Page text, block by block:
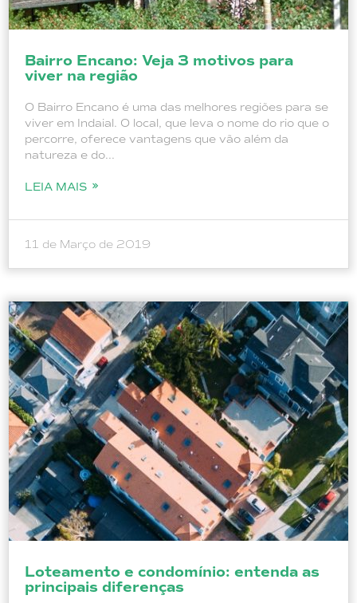
Bairro Encano: Veja 3 motivos para
viver na região
O Bairro Encano é uma das melhores regiões para se
viver em Indaial. O local, que leva o nome do rio que o
percorre, oferece vantagens que vão além da
natureza e do...
LEIA MAIS
11 de Março de 2019
Loteamento e condomínio: entenda as
principais diferenças